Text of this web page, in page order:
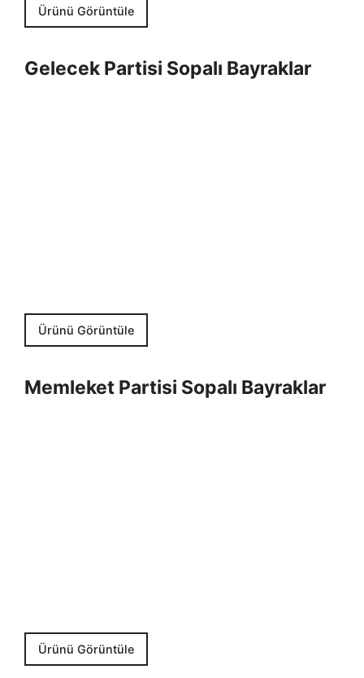
Ürünü Görüntüle
Gelecek Partisi Sopalı Bayraklar
Ürünü Görüntüle
Memleket Partisi Sopalı Bayraklar
Ürünü Görüntüle